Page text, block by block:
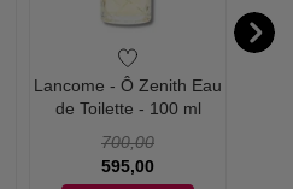
Lancome - Ô Zenith Eau
de Toilette - 100 ml
700,00
595,00